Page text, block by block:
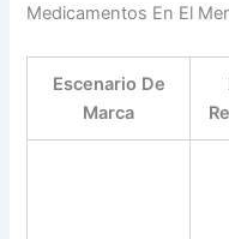
Medicamentos En El
Escenario De
Marca